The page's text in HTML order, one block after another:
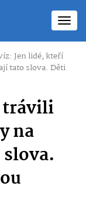
Jen lidé, kteří
tato slova. Děti
trávili
na